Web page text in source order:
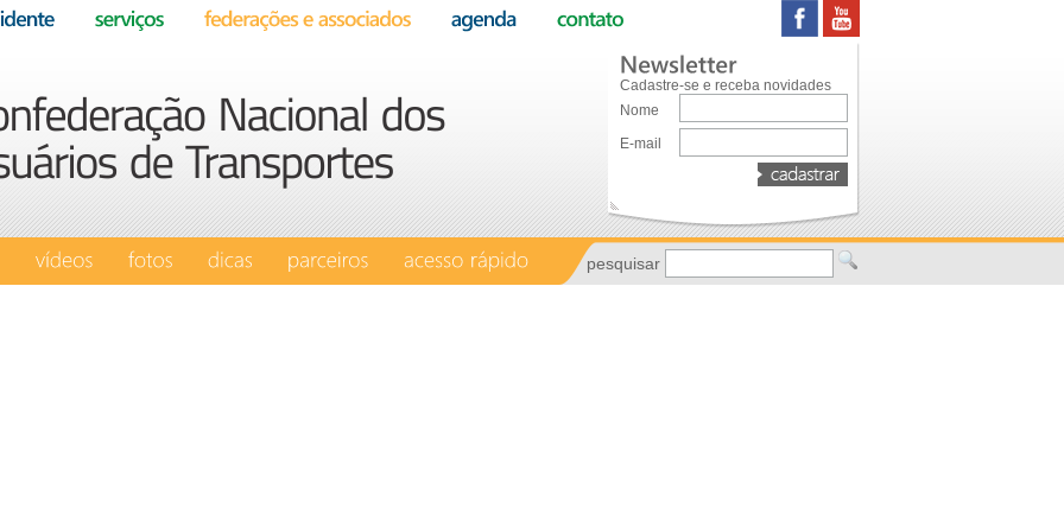
Cadastre-se e receba novidades
Nome
E-mail
pesquisar